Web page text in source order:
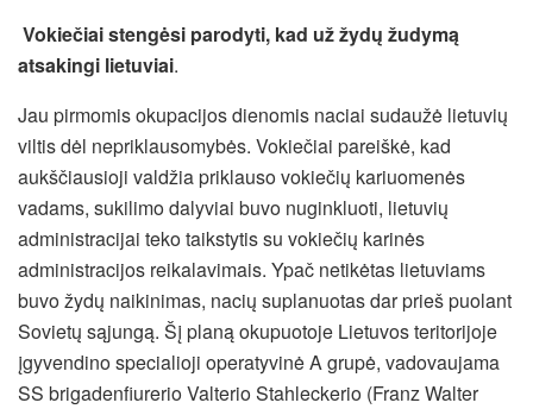
Vokiečiai stengėsi parodyti, kad už žydų žudymą
atsakingi lietuviai.
Jau pirmomis okupacijos dienomis naciai sudaužė lietuvių
viltis dėl nepriklausomybės. Vokiečiai pareiškė, kad
aukščiausioji valdžia priklauso vokiečių kariuomenės
vadams, sukilimo dalyviai buvo nuginkluoti, lietuvių
administracijai teko taikstytis su vokiečių karinės
administracijos reikalavimais. Ypač netikėtas lietuviams
buvo žydų naikinimas, nacių suplanuotas dar prieš puolant
Sovietų sąjungą. Šį planą okupuotoje Lietuvos teritorijoje
įgyvendino specialioji operatyvinė A grupė, vadovaujama
SS brigadenfiurerio Valterio Stahleckerio (Franz Walter